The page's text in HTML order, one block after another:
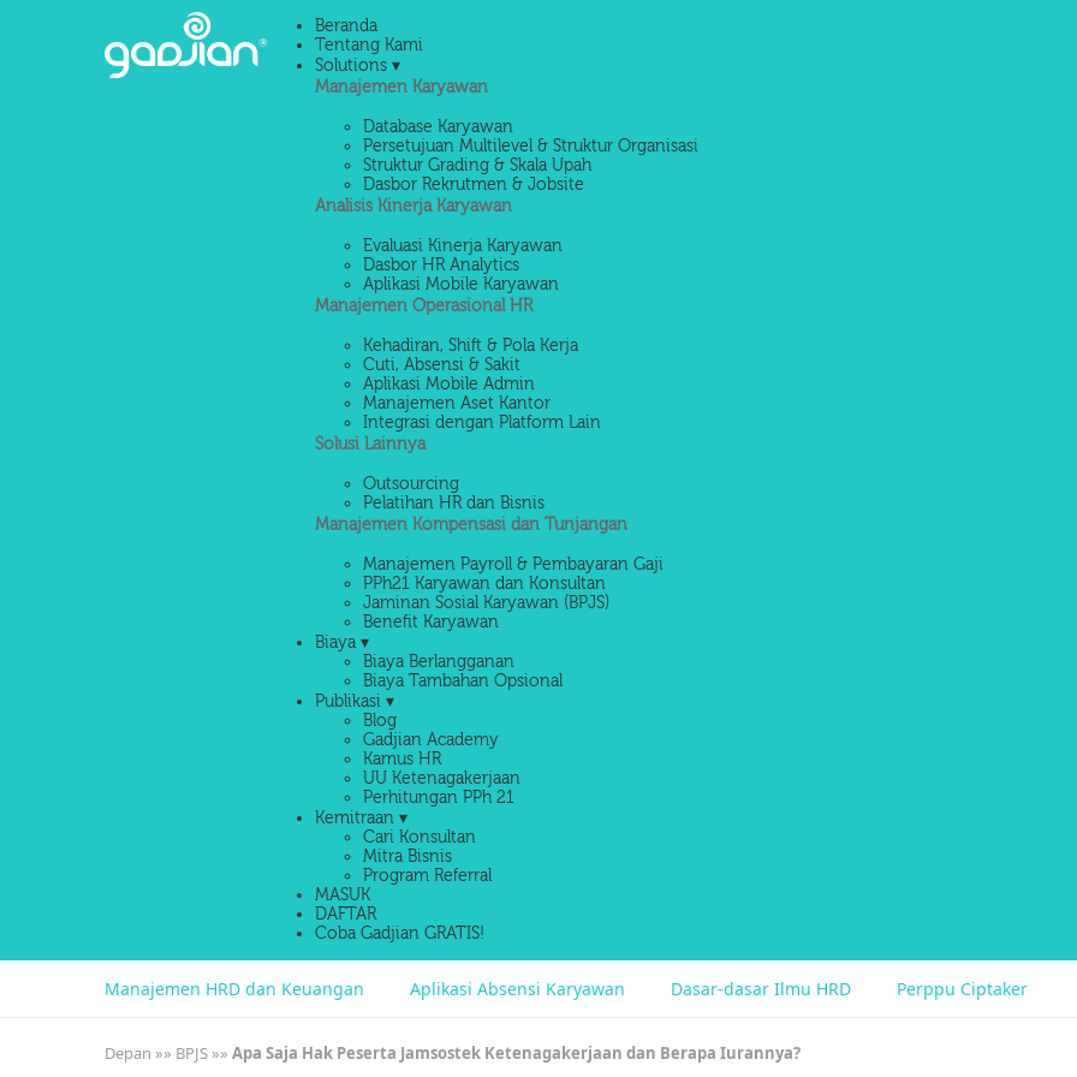
Beranda
Tentang Kami
Solutions ▾
Manajemen Karyawan
Database Karyawan
Persetujuan Multilevel & Struktur Organisasi
Struktur Grading & Skala Upah
Dasbor Rekrutmen & Jobsite
Analisis Kinerja Karyawan
Evaluasi Kinerja Karyawan
Dasbor HR Analytics
Aplikasi Mobile Karyawan
Manajemen Operasional HR
Kehadiran, Shift & Pola Kerja
Cuti, Absensi & Sakit
Aplikasi Mobile Admin
Manajemen Aset Kantor
Integrasi dengan Platform Lain
Solusi Lainnya
Outsourcing
Pelatihan HR dan Bisnis
Manajemen Kompensasi dan Tunjangan
Manajemen Payroll & Pembayaran Gaji
PPh21 Karyawan dan Konsultan
Jaminan Sosial Karyawan (BPJS)
Benefit Karyawan
Biaya ▾
Biaya Berlangganan
Biaya Tambahan Opsional
Publikasi ▾
Blog
Gadjian Academy
Kamus HR
UU Ketenagakerjaan
Perhitungan PPh 21
Kemitraan ▾
Cari Konsultan
Mitra Bisnis
Program Referral
MASUK
DAFTAR
Coba Gadjian GRATIS!
Manajemen HRD dan Keuangan Aplikasi Absensi Karyawan Dasar-dasar Ilmu HRD Perppu Ciptaker
Depan »» BPJS »» Apa Saja Hak Peserta Jamsostek Ketenagakerjaan dan Berapa Iurannya?